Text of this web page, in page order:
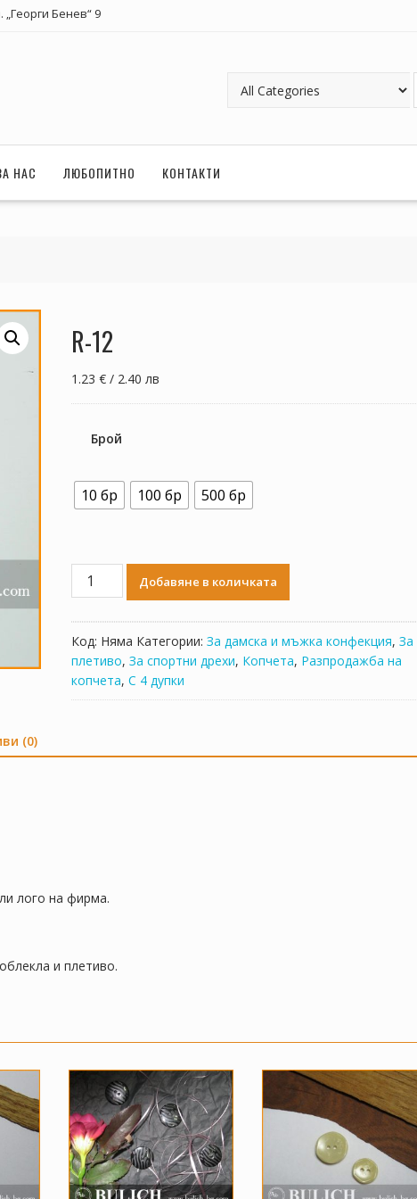
„Георги Бенев“ 9
НАС ЛЮБОПИТНО КОНТАКТИ
R-12
1.23 € / 2.40 лв
Брой
10 бр 100 бр 500 бр
количество
Добавяне в количката
Код: Няма Категории: За дамска и мъжка конфекция, За
плетиво, За спортни дрехи, Копчета, Разпродажба на
копчета, С 4 дупки
(0)
лого на фирма.
и плетиво.